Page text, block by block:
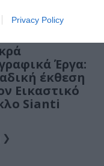
Privacy Policy
Έργα:
έκθεση
Εικαστικό
Sianti
❯